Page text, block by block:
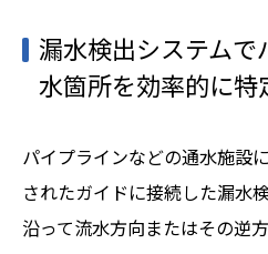
漏水検出システム
水箇所を効率的に特
パイプラインなどの通水施設
されたガイドに接続した漏水
沿って流水方向またはその逆